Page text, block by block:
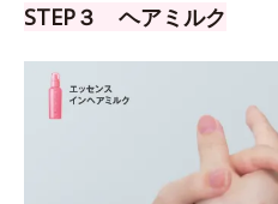
STEP３ ヘアミルク